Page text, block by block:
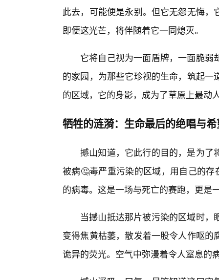
此去，可能便是永别。但它无怨无悔
即便这光芒，将伴随着它一同熄灭。
它将自己视为一面盾牌，一面脆
的家园，为那些它珍视的生命，筑起
的区域，它的身影，成为了草原上最动
牺牲的涟漪：生命最后的绝唱与
撼山知道，它此行的目的，是为了
被病🤔毒严重污染的区域，用自己的
的病毒。这是一场与死亡的赛跑，更是
当撼山抵达那片被污染的区域时
变得焦黄枯萎，散发着一股令人作呕
诡异的荧光。空气中弥漫着令人窒息的